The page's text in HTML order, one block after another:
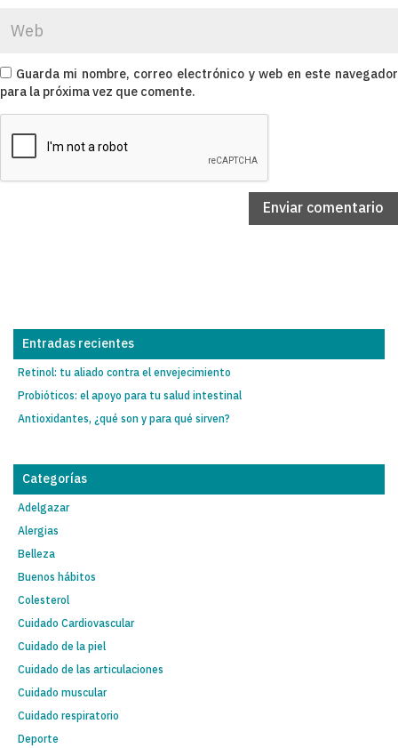
Guarda mi nombre, correo electrónico y web en este navegador
para la próxima vez que comente.
Entradas recientes
Retinol: tu aliado contra el envejecimiento
Probióticos: el apoyo para tu salud intestinal
Antioxidantes, ¿qué son y para qué sirven?
Categorías
Adelgazar
Alergias
Belleza
Buenos hábitos
Colesterol
Cuidado Cardiovascular
Cuidado de la piel
Cuidado de las articulaciones
Cuidado muscular
Cuidado respiratorio
Deporte